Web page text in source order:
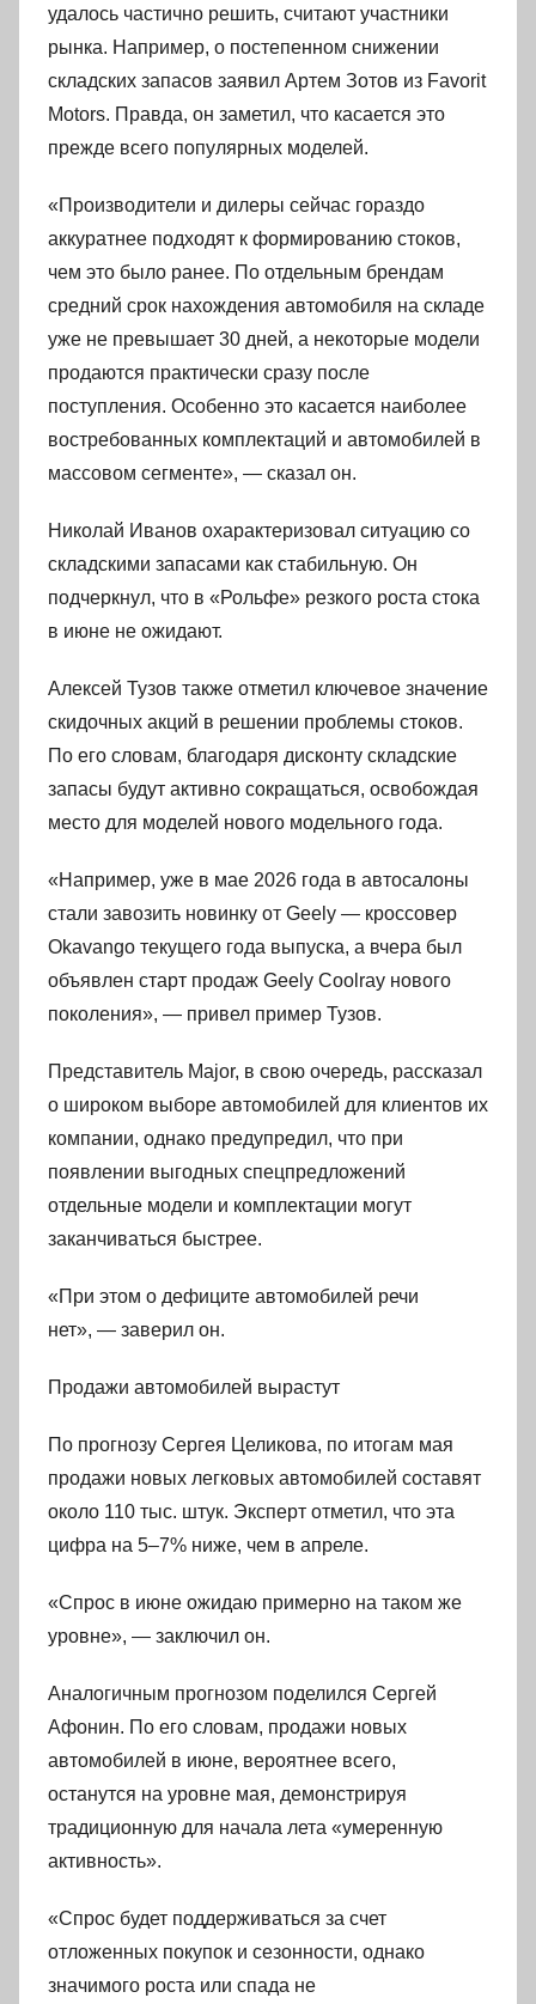
удалось частично решить, считают участники
рынка. Например, о постепенном снижении
складских запасов заявил Артем Зотов из Favorit
Motors. Правда, он заметил, что касается это
прежде всего популярных моделей.
«Производители и дилеры сейчас гораздо
аккуратнее подходят к формированию стоков,
чем это было ранее. По отдельным брендам
средний срок нахождения автомобиля на складе
уже не превышает 30 дней, а некоторые модели
продаются практически сразу после
поступления. Особенно это касается наиболее
востребованных комплектаций и автомобилей в
массовом сегменте», — сказал он.
Николай Иванов охарактеризовал ситуацию со
складскими запасами как стабильную. Он
подчеркнул, что в «Рольфе» резкого роста стока
в июне не ожидают.
Алексей Тузов также отметил ключевое значение
скидочных акций в решении проблемы стоков.
По его словам, благодаря дисконту складские
запасы будут активно сокращаться, освобождая
место для моделей нового модельного года.
«Например, уже в мае 2026 года в автосалоны
стали завозить новинку от Geely — кроссовер
Okavango текущего года выпуска, а вчера был
объявлен старт продаж Geely Coolray нового
поколения», — привел пример Тузов.
Представитель Major, в свою очередь, рассказал
о широком выборе автомобилей для клиентов их
компании, однако предупредил, что при
появлении выгодных спецпредложений
отдельные модели и комплектации могут
заканчиваться быстрее.
«При этом о дефиците автомобилей речи
нет», — заверил он.
Продажи автомобилей вырастут
По прогнозу Сергея Целикова, по итогам мая
продажи новых легковых автомобилей составят
около 110 тыс. штук. Эксперт отметил, что эта
цифра на 5–7% ниже, чем в апреле.
«Спрос в июне ожидаю примерно на таком же
уровне», — заключил он.
Аналогичным прогнозом поделился Сергей
Афонин. По его словам, продажи новых
автомобилей в июне, вероятнее всего,
останутся на уровне мая, демонстрируя
традиционную для начала лета «умеренную
активность».
«Спрос будет поддерживаться за счет
отложенных покупок и сезонности, однако
значимого роста или спада не